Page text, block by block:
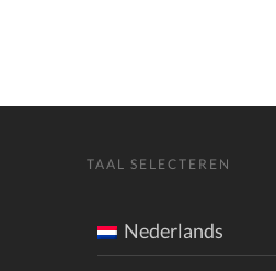
TAAL SELECTEREN
Nederlands